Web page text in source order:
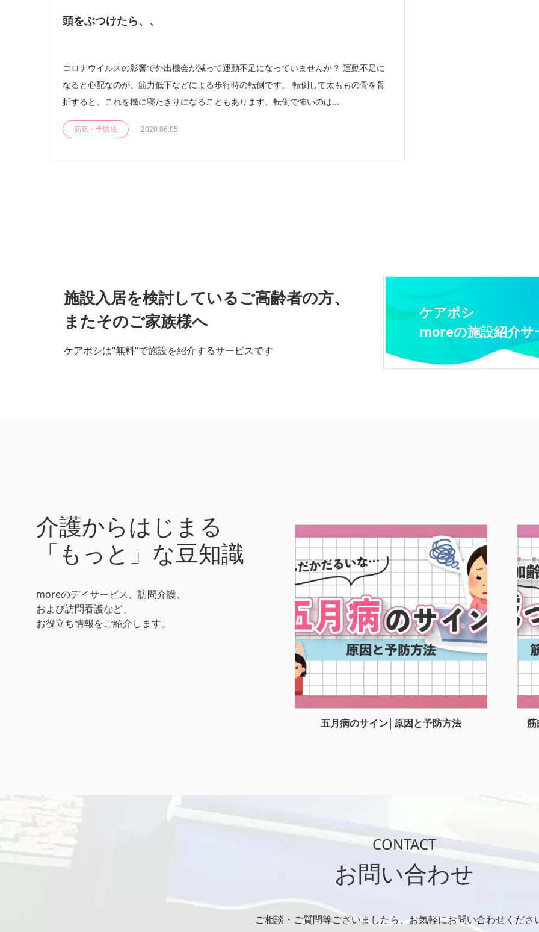
頭をぶつけたら、、
コロナウイルスの影響で外出機会が減って運動不足になっていませんか？ 運動不足に
なると心配なのが、筋力低下などによる歩行時の転倒です。 転倒して太ももの骨を骨
折すると、これを機に寝たきりになることもあります。転倒で怖いのは...
病気・予防法 2020.06.05
施設入居を検討しているご高齢者の方、
またそのご家族様へ
ケアポシは“無料“で施設を紹介するサービスです
ケアポシ
moreの施設紹介サ
介護からはじまる
「もっと」な豆知識
moreのデイサービス、訪問介護、
および訪問看護など、
お役立ち情報をご紹介します。
五月病のサイン│原因と予防方法 筋
CONTACT
お問い合わせ
ご相談・ご質問等ございましたら、お気軽にお問い合わせくださ